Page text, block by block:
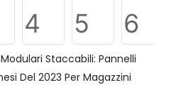
Staccabili: Pannelli
Del 2023 Per Magazzini